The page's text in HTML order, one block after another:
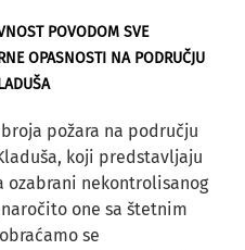
POVODOM SVE
OPASNOSTI NA PODRUČJU
požara na području
koji predstavljaju
ozabrani nekontrolisanog
one sa štetnim
se